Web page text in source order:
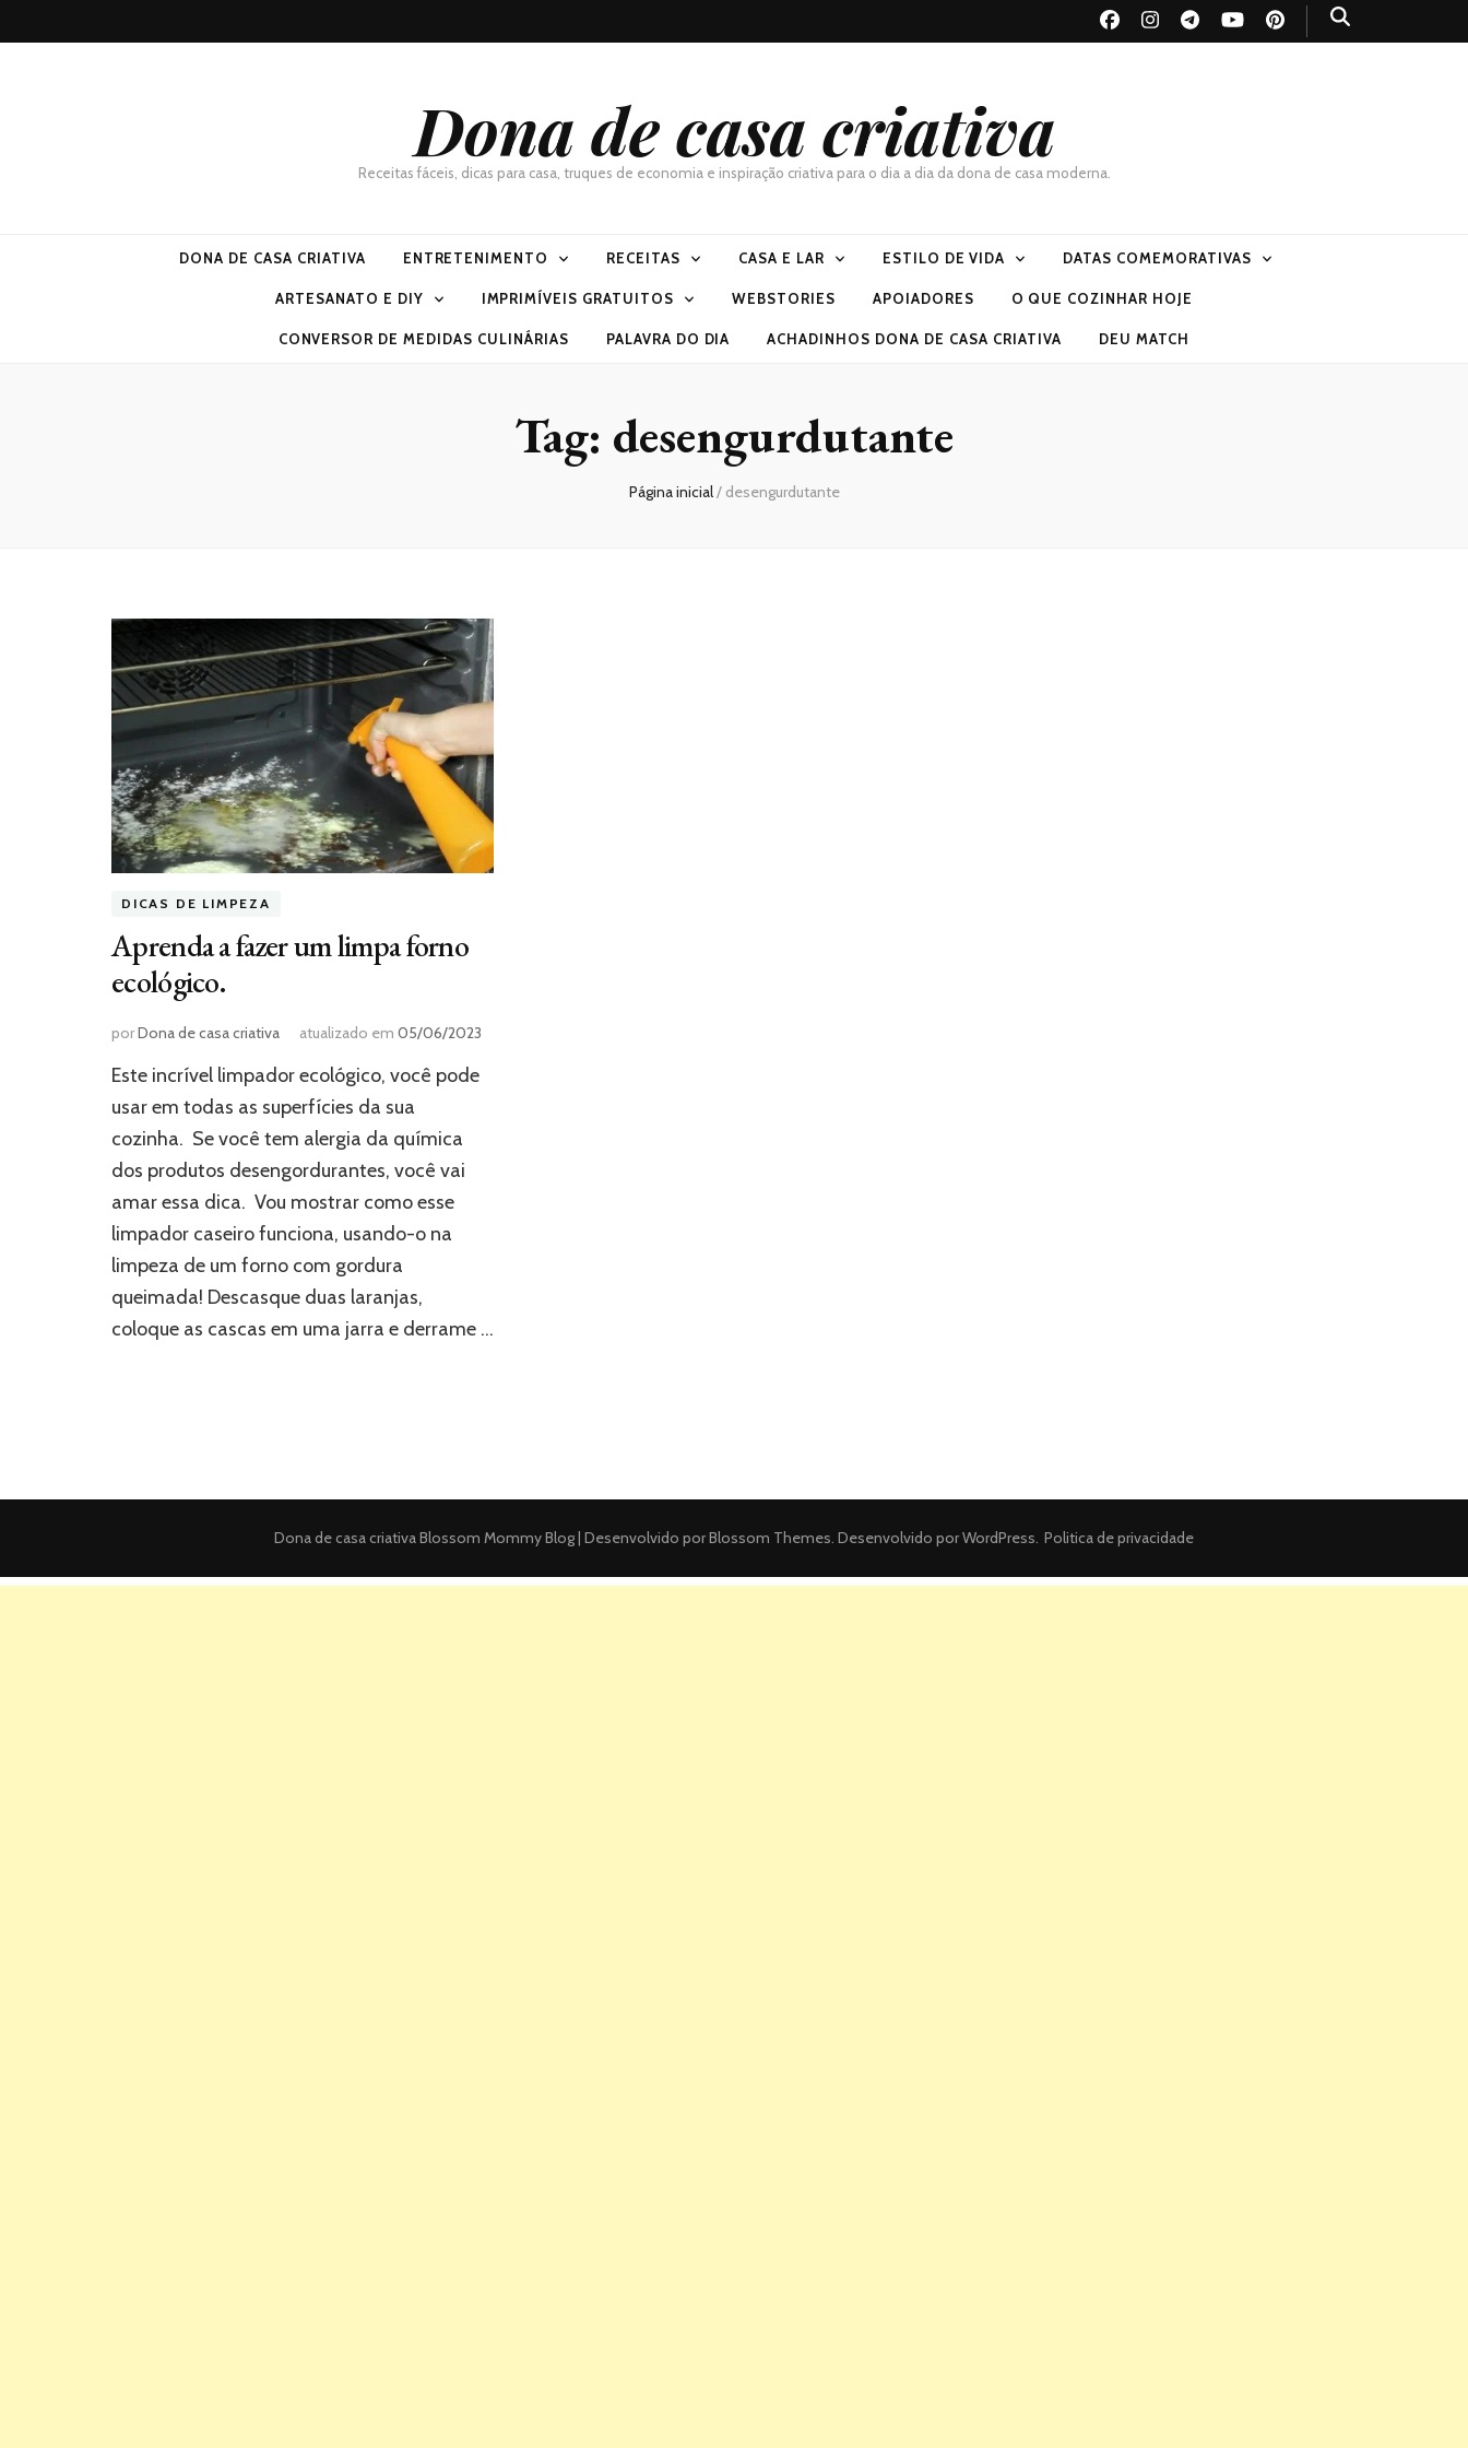
Dona de casa criativa
Receitas fáceis, dicas para casa, truques de economia e inspiração criativa para o dia a dia da dona de casa moderna.
DONA DE CASA CRIATIVA ENTRETENIMENTO RECEITAS CASA E LAR ESTILO DE VIDA DATAS COMEMORATIVAS
ARTESANATO E DIY IMPRIMÍVEIS GRATUITOS WEBSTORIES APOIADORES O QUE COZINHAR HOJE
CONVERSOR DE MEDIDAS CULINÁRIAS PALAVRA DO DIA ACHADINHOS DONA DE CASA CRIATIVA DEU MATCH
Tag: desengurdutante
Página inicial/ desengurdutante
DICAS DE LIMPEZA
Aprenda a fazer um limpa forno
ecológico.
porDona de casa criativa atualizado em 05/06/2023
Este incrível limpador ecológico, você pode
usar em todas as superfícies da sua
cozinha. Se você tem alergia da química
dos produtos desengordurantes, você vai
amar essa dica. Vou mostrar como esse
limpador caseiro funciona, usando-o na
limpeza de um forno com gordura
queimada! Descasque duas laranjas,
coloque as cascas em uma jarra e derrame …
Dona de casa criativaBlossom Mommy Blog | Desenvolvido porBlossom Themes. Desenvolvido porWordPress. Politica de privacidade